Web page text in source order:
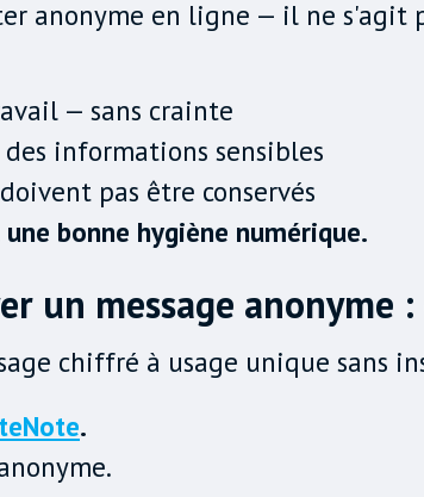
anonyme en ligne — il ne s'agit
— sans crainte
des informations sensibles
pas être conservés
bonne hygiène numérique.
un message anonyme
chiffré à usage unique sans
.